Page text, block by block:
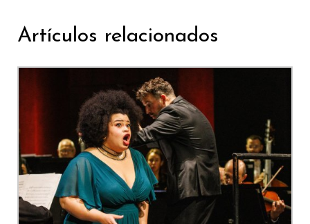
Artículos relacionados